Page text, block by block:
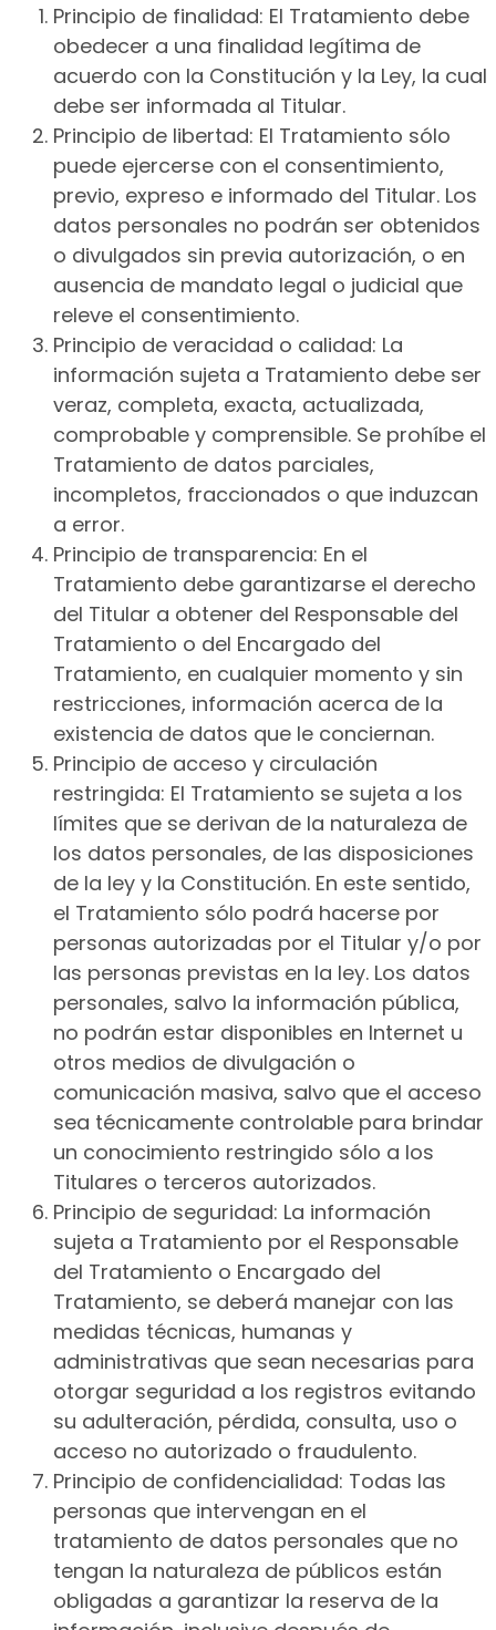
Principio de finalidad: El Tratamiento debe
obedecer a una finalidad legítima de
acuerdo con la Constitución y la Ley, la cual
debe ser informada al Titular.
Principio de libertad: El Tratamiento sólo
puede ejercerse con el consentimiento,
previo, expreso e informado del Titular. Los
datos personales no podrán ser obtenidos
o divulgados sin previa autorización, o en
ausencia de mandato legal o judicial que
releve el consentimiento.
Principio de veracidad o calidad: La
información sujeta a Tratamiento debe ser
veraz, completa, exacta, actualizada,
comprobable y comprensible. Se prohíbe el
Tratamiento de datos parciales,
incompletos, fraccionados o que induzcan
a error.
Principio de transparencia: En el
Tratamiento debe garantizarse el derecho
del Titular a obtener del Responsable del
Tratamiento o del Encargado del
Tratamiento, en cualquier momento y sin
restricciones, información acerca de la
existencia de datos que le conciernan.
Principio de acceso y circulación
restringida: El Tratamiento se sujeta a los
límites que se derivan de la naturaleza de
los datos personales, de las disposiciones
de la ley y la Constitución. En este sentido,
el Tratamiento sólo podrá hacerse por
personas autorizadas por el Titular y/o por
las personas previstas en la ley. Los datos
personales, salvo la información pública,
no podrán estar disponibles en Internet u
otros medios de divulgación o
comunicación masiva, salvo que el acceso
sea técnicamente controlable para brindar
un conocimiento restringido sólo a los
Titulares o terceros autorizados.
Principio de seguridad: La información
sujeta a Tratamiento por el Responsable
del Tratamiento o Encargado del
Tratamiento, se deberá manejar con las
medidas técnicas, humanas y
administrativas que sean necesarias para
otorgar seguridad a los registros evitando
su adulteración, pérdida, consulta, uso o
acceso no autorizado o fraudulento.
Principio de confidencialidad: Todas las
personas que intervengan en el
tratamiento de datos personales que no
tengan la naturaleza de públicos están
obligadas a garantizar la reserva de la